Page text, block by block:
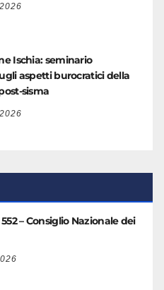
Ischia: seminario
aspetti burocratici della
sisma
– Consiglio Nazionale dei